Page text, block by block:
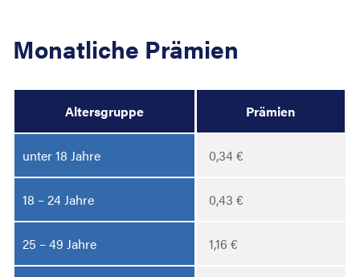
Monatliche Prämien
Altersgruppe Prämien
unter 18 Jahre 0,34 €
18 – 24 Jahre 0,43 €
25 – 49 Jahre 1,16 €